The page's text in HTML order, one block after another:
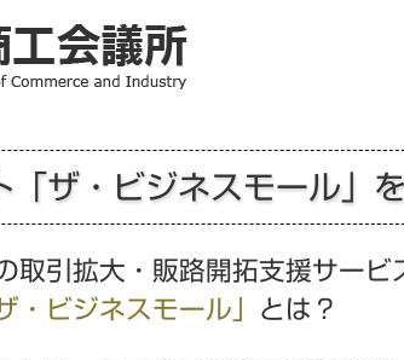
ザ・ビジネスモール」
取引拡大・販路開拓支援サービ
・ビジネスモール」 とは？